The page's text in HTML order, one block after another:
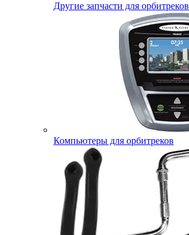
Другие запчасти для орбитреков
Компьютеры для орбитреков